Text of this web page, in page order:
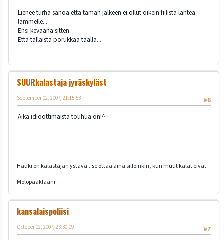
Lienee turha sanoa että tämän jälkeen ei ollut oikein fiilistä lähteä
lammelle...
Ensi keväänä sitten.
Että tällaista porukkaa täällä....
SUURkalastaja jyväskyläst
#6
September 02, 2007, 21:15:53
Aika idioottimaista touhua on!^
Hauki on kalastajan ystävä...se ottaa aina silloinkin, kun muut kalat eivät
Molopääklaani
kansalaispoliisi
#7
October 02, 2007, 23:30:09